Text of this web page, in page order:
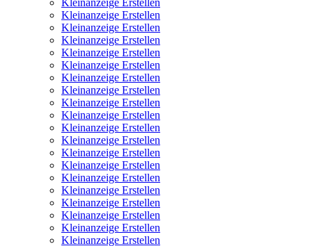
Kleinanzeige Erstellen
Kleinanzeige Erstellen
Kleinanzeige Erstellen
Kleinanzeige Erstellen
Kleinanzeige Erstellen
Kleinanzeige Erstellen
Kleinanzeige Erstellen
Kleinanzeige Erstellen
Kleinanzeige Erstellen
Kleinanzeige Erstellen
Kleinanzeige Erstellen
Kleinanzeige Erstellen
Kleinanzeige Erstellen
Kleinanzeige Erstellen
Kleinanzeige Erstellen
Kleinanzeige Erstellen
Kleinanzeige Erstellen
Kleinanzeige Erstellen
Kleinanzeige Erstellen